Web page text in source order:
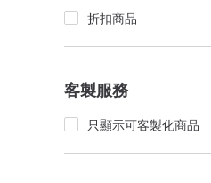
折扣商品
客製服務
只顯示可客製化商品